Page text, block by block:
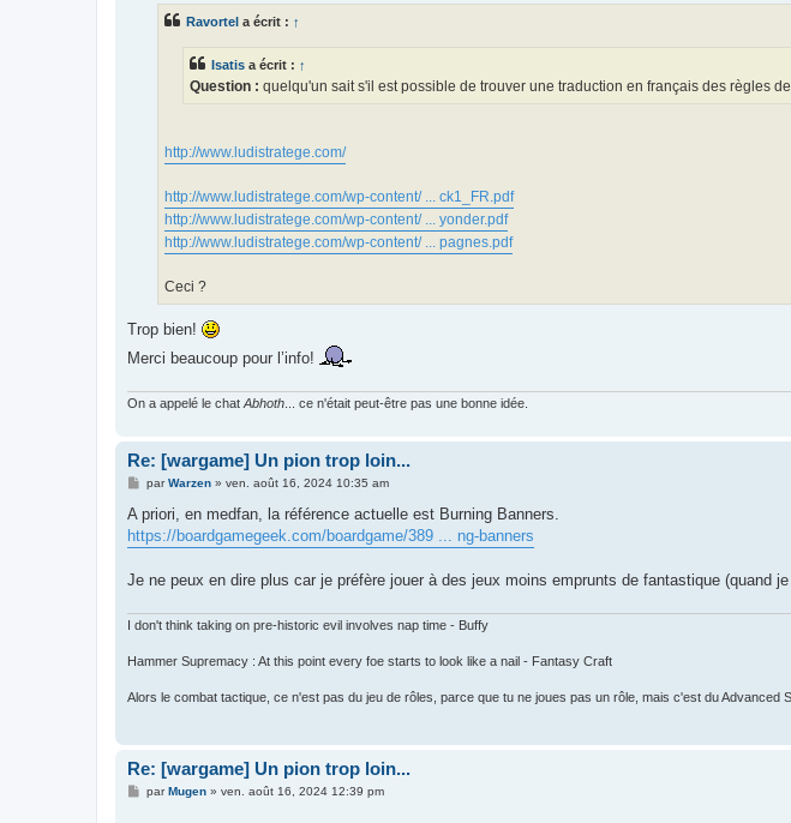
Ravortel a écrit : ↑
Isatis a écrit : ↑
Question : quelqu'un sait s'il est possible de trouver une traduction en français des règles
http://www.ludistratege.com/
http://www.ludistratege.com/wp-content/ ... ck1_FR.pdf
http://www.ludistratege.com/wp-content/ ... yonder.pdf
http://www.ludistratege.com/wp-content/ ... pagnes.pdf
Ceci ?
Trop bien!
Merci beaucoup pour l’info!
On a appelé le chat Abhoth ... ce n'était peut-être pas une bonne idée.
Re: [wargame] Un pion trop loin...
M
s
s
a
parWarzen» ven. août 16, 2024 10:35 am
A priori, en medfan, la référence actuelle est Burning Banners.
https://boardgamegeek.com/boardgame/389 ... ng-banners
Je ne peux en dire plus car je préfère jouer à des jeux moins emprunts de fantastique (quand
I don't think taking on pre-historic evil involves nap time - Buffy
Hammer Supremacy : At this point every foe starts to look like a nail - Fantasy Craft
Alors le combat tactique, ce n'est pas du jeu de rôles, parce que tu ne joues pas un rôle, mais c'est du Advanced
Re: [wargame] Un pion trop loin...
MparMugen» ven. août 16, 2024 12:39 pm